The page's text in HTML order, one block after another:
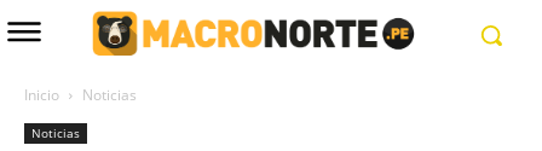
Inicio Noticias
Noticias